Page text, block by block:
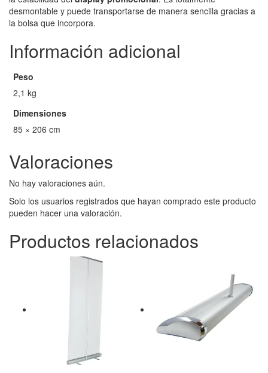
desmontable y puede transportarse de manera sencilla gracias a
la bolsa que incorpora.
Información adicional
Peso
2,1 kg
Dimensiones
85 × 206 cm
Valoraciones
No hay valoraciones aún.
Solo los usuarios registrados que hayan comprado este producto
pueden hacer una valoración.
Productos relacionados